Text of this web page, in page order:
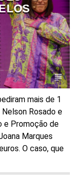
mais de 1
Rosado e
e Promoção de
Marques
O caso, que